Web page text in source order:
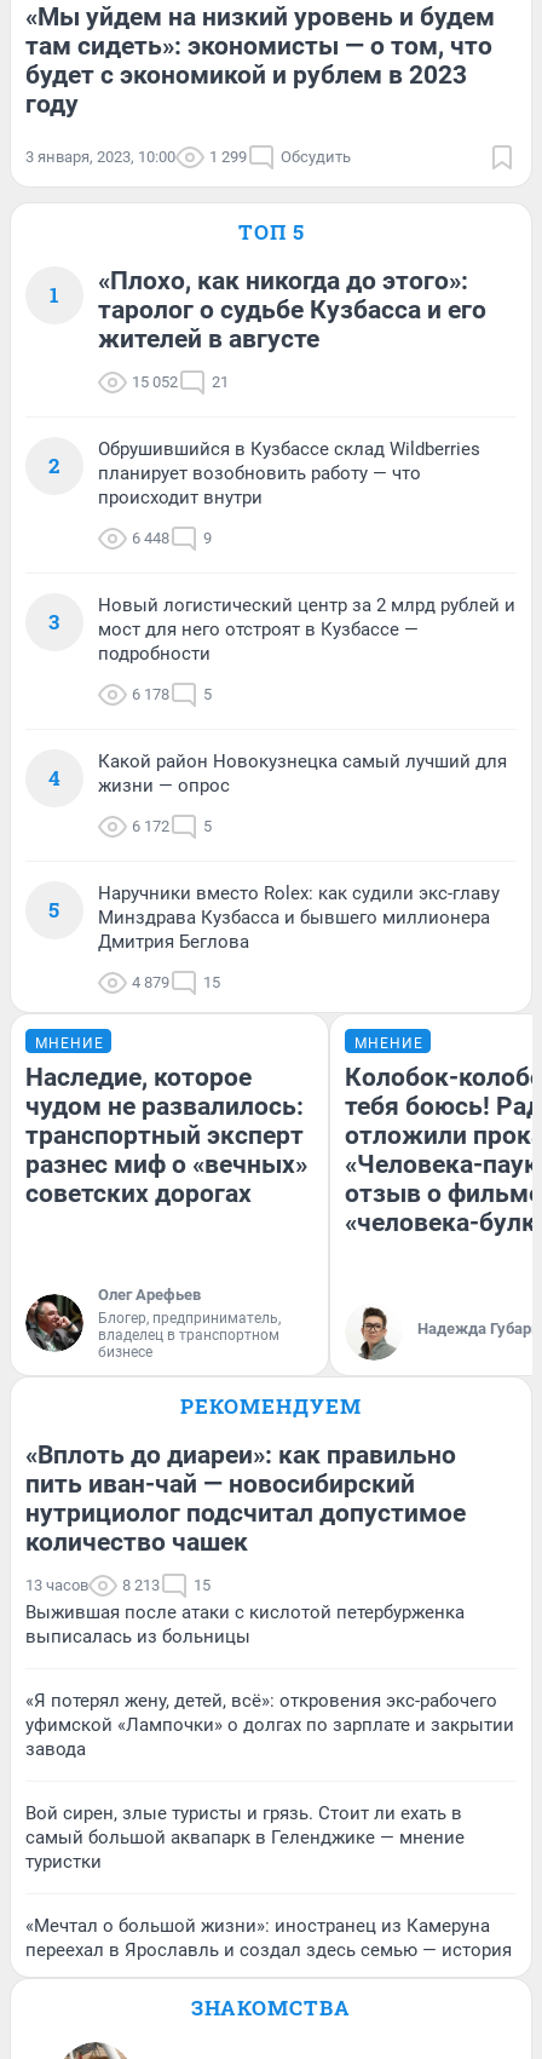
«Мы уйдем на низкий уровень и будем
там сидеть»: экономисты — о том, что
будет с экономикой и рублем в 2023
году
3 января, 2023, 10:00 1 299 Обсудить
ТОП 5
1
«Плохо, как никогда до этого»:
таролог о судьбе Кузбасса и его
жителей в августе
15 052 21
2
Обрушившийся в Кузбассе склад Wildberries
планирует возобновить работу — что
происходит внутри
6 448 9
3
Новый логистический центр за 2 млрд рублей и
мост для него отстроят в Кузбассе —
подробности
6 178 5
4
Какой район Новокузнецка самый лучший для
жизни — опрос
6 172 5
5
Наручники вместо Rolex: как судили экс-главу
Минздрава Кузбасса и бывшего миллионера
Дмитрия Беглова
4 879 15
МНЕНИЕ
Наследие, которое
чудом не развалилось:
транспортный эксперт
разнес миф о «вечных»
советских дорогах
Олег Арефьев
Блогер, предприниматель,
владелец в транспортном
бизнесе
МНЕНИЕ
Колобок-
тебя боюсь!
отложили
«Человека-
отзыв о
«человека-
Надежда Губарь
РЕКОМЕНДУЕМ
«Вплоть до диареи»: как правильно
пить иван-чай — новосибирский
нутрициолог подсчитал допустимое
количество чашек
13 часов 8 213 15
Выжившая после атаки с кислотой петербурженка
выписалась из больницы
«Я потерял жену, детей, всё»: откровения экс-рабочего
уфимской «Лампочки» о долгах по зарплате и закрытии
завода
Вой сирен, злые туристы и грязь. Стоит ли ехать в
самый большой аквапарк в Геленджике — мнение
туристки
«Мечтал о большой жизни»: иностранец из Камеруна
переехал в Ярославль и создал здесь семью — история
ЗНАКОМСТВА